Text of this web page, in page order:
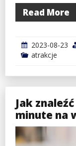
Read More
2023-08-23
atrakcje
Jak
minute na